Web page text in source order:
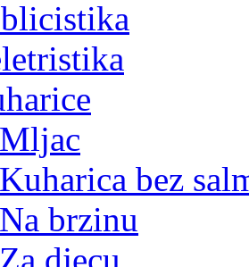
Mljac
Kuharica bez
Na brzinu
Za djecu